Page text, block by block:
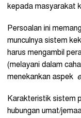
kepada masyarakat
Persoalan ini
munculnya sistem
harus mengambil
(melayani dalam
menekankan aspek
Karakteristik sistem
hubungan umat/